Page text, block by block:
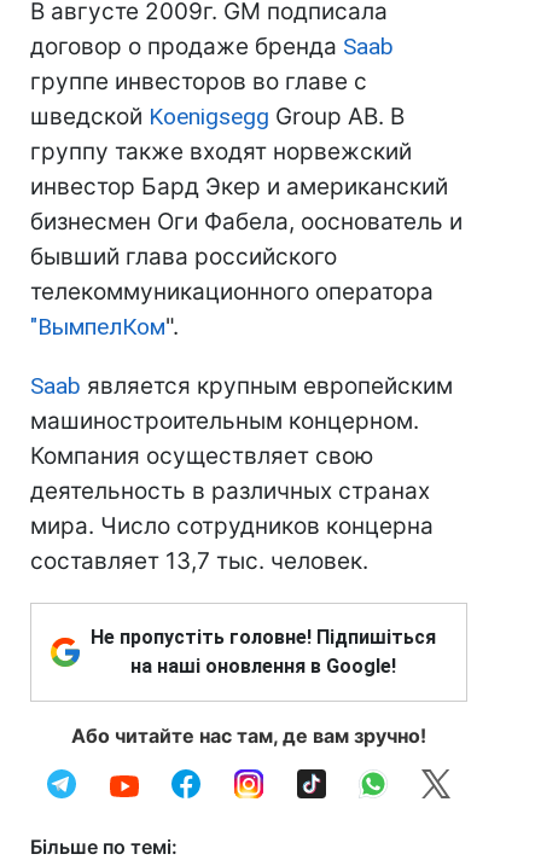
В августе 2009г. GM подписала
договор о продаже бренда Saab
группе инвесторов во главе с
шведской Koenigsegg Group AB. В
группу также входят норвежский
инвестор Бард Экер и американский
бизнесмен Оги Фабела, ооснователь и
бывший глава российского
телекоммуникационного оператора
"ВымпелКом".
Saab является крупным европейским
машиностроительным концерном.
Компания осуществляет свою
деятельность в различных странах
мира. Число сотрудников концерна
составляет 13,7 тыс. человек.
Не пропустіть головне! Підпишіться
на наші оновлення в Google!
Або читайте нас там, де вам зручно!
Більше по темі: